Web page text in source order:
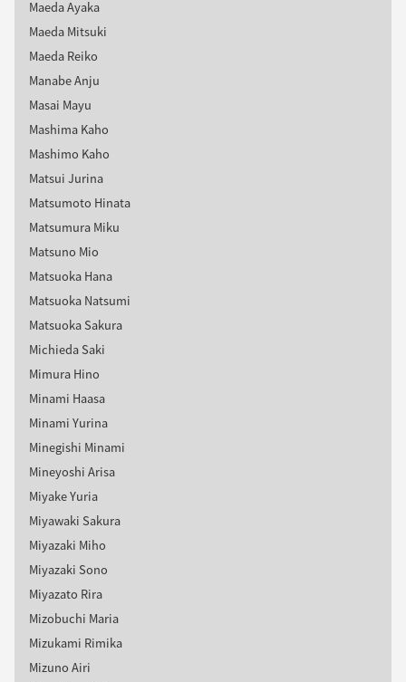
Maeda Ayaka
Maeda Mitsuki
Maeda Reiko
Manabe Anju
Masai Mayu
Mashima Kaho
Mashimo Kaho
Matsui Jurina
Matsumoto Hinata
Matsumura Miku
Matsuno Mio
Matsuoka Hana
Matsuoka Natsumi
Matsuoka Sakura
Michieda Saki
Mimura Hino
Minami Haasa
Minami Yurina
Minegishi Minami
Mineyoshi Arisa
Miyake Yuria
Miyawaki Sakura
Miyazaki Miho
Miyazaki Sono
Miyazato Rira
Mizobuchi Maria
Mizukami Rimika
Mizuno Airi